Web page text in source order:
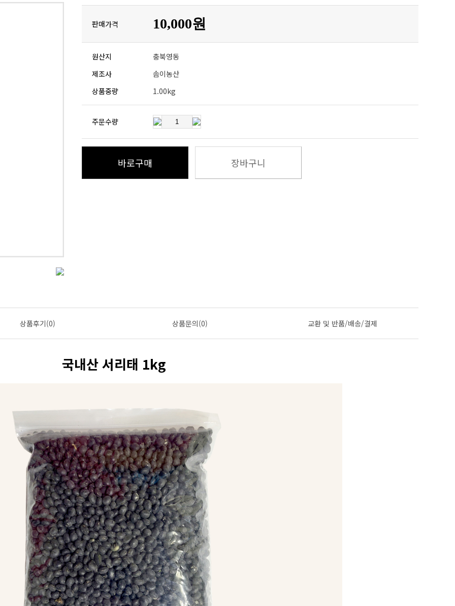
판매가격 10,000원
원산지
충북영동
제조사
솜이농산
상품중량
1.00kg
주문수량
바로구매 장바구니
상품후기(0) 상품문의(0) 교환 및 반품/배송/결제
국내산 서리태 1kg